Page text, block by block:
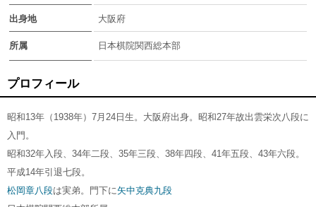
出身地 大阪府
所属 日本棋院関西総本部
プロフィール
昭和13年（1938年）7月24日生。大阪府出身。昭和27年故出雲栄次八段に
入門。
昭和32年入段、34年二段、35年三段、38年四段、41年五段、43年六段。
平成14年引退七段。
松岡章八段は実弟。門下に矢中克典九段